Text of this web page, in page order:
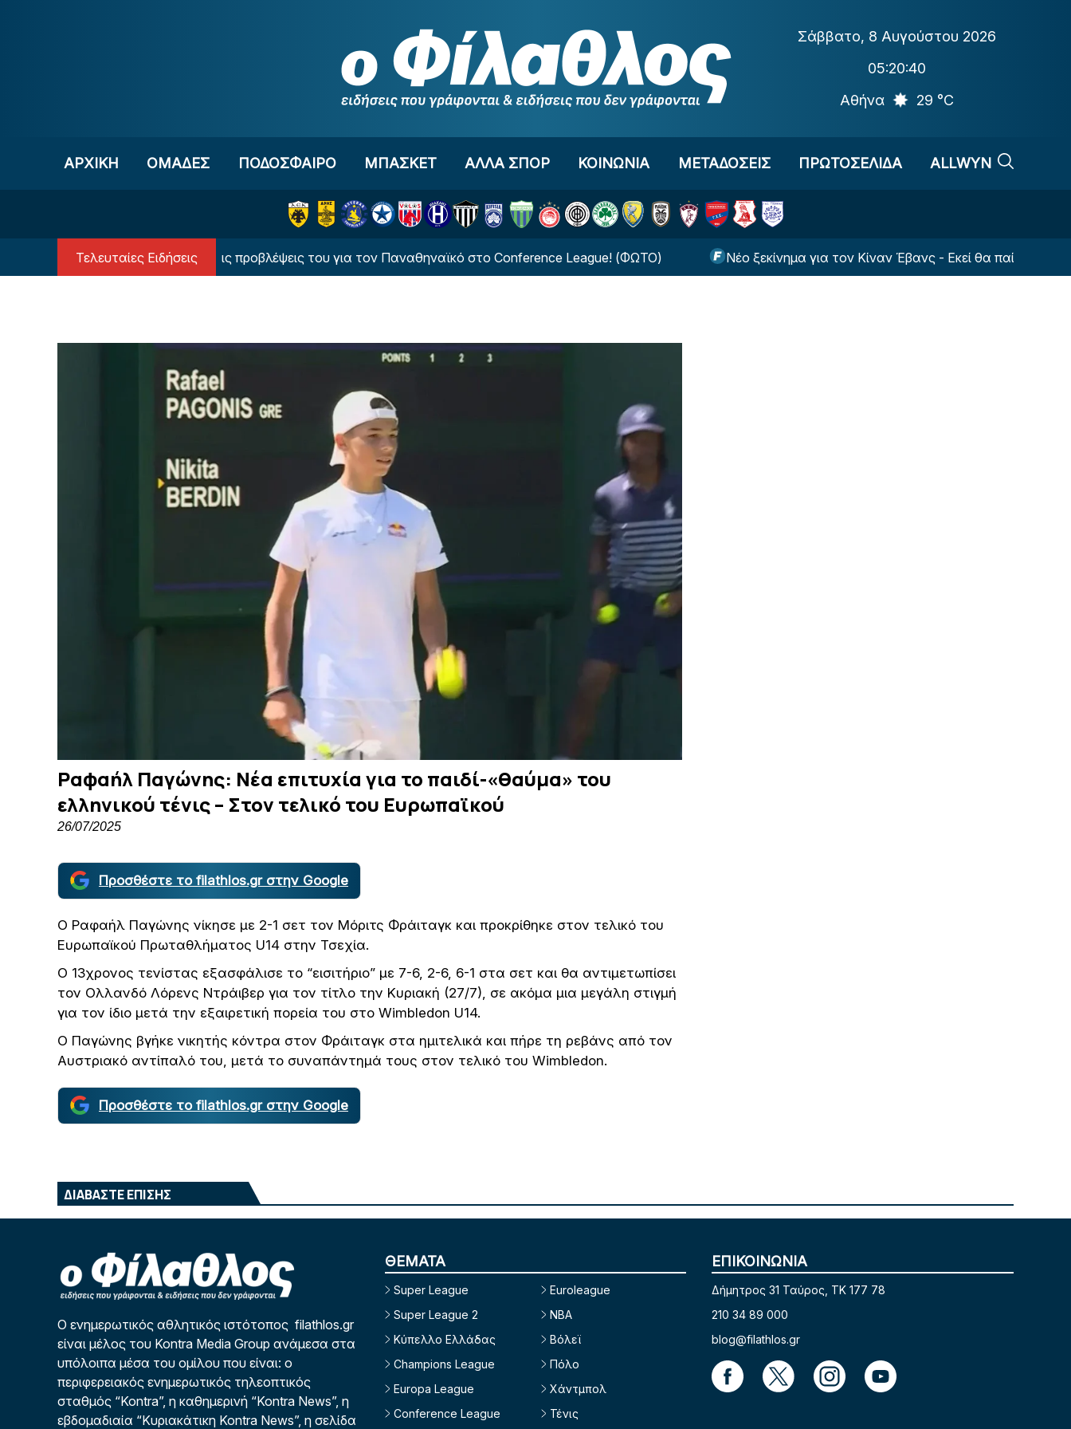
Σάββατο, 8 Αυγούστου 2026
05:20:40
Αθήνα
29 °C
ΑΡΧΙΚΗ OΜΑΔΕΣ ΠΟΔΟΣΦΑΙΡΟ ΜΠΑΣΚΕΤ ΑΛΛΑ ΣΠΟΡ ΚΟΙΝΩΝΙΑ ΜΕΤΑΔΟΣΕΙΣ ΠΡΩΤΟΣΕΛΙΔΑ ALLWYN
Τελευταίες Ειδήσεις
Ο υπερυπολογιστής έδωσε τις προβλέψεις του για τον Παναθηναϊκό στο Conference League! (ΦΩΤΟ) Νέο ξεκίνημα για τον Κίναν Έβανς - Εκεί θα παίζει τη νέα σεζόν!
Ραφαήλ Παγώνης: Νέα επιτυχία για το παιδί-«θαύμα» του
ελληνικού τένις – Στον τελικό του Ευρωπαϊκού
26/07/2025
Προσθέστε το filathlos.gr στην Google
Ο Ραφαήλ Παγώνης νίκησε με 2-1 σετ τον Μόριτς Φράιταγκ και προκρίθηκε στον τελικό του
Ευρωπαϊκού Πρωταθλήματος U14 στην Τσεχία.
Ο 13χρονος τενίστας εξασφάλισε το “εισιτήριο” με 7-6, 2-6, 6-1 στα σετ και θα αντιμετωπίσει
τον Ολλανδό Λόρενς Ντράιβερ για τον τίτλο την Κυριακή (27/7), σε ακόμα μια μεγάλη στιγμή
για τον ίδιο μετά την εξαιρετική πορεία του στο Wimbledon U14.
Ο Παγώνης βγήκε νικητής κόντρα στον Φράιταγκ στα ημιτελικά και πήρε τη ρεβάνς από τον
Αυστριακό αντίπαλό του, μετά το συναπάντημά τους στον τελικό του Wimbledon.
Προσθέστε το filathlos.gr στην Google
ΔΙΑΒΑΣΤΕ ΕΠΙΣΗΣ
Ο ενημερωτικός αθλητικός ιστότοπος filathlos.gr
είναι μέλος του Kontra Media Group ανάμεσα στα
υπόλοιπα μέσα του ομίλου που είναι: ο
περιφερειακός ενημερωτικός τηλεοπτικός
σταθμός “Kontra”, η καθημερινή “Kontra News”, η
εβδομαδιαία “Κυριακάτικη Kontra News”, η σελίδα
ΘΕΜΑΤΑ
Super League
Super League 2
Κύπελλο Ελλάδας
Champions League
Europa League
Conference League
Euroleague
NBA
Βόλεϊ
Πόλο
Χάντμπολ
Τένις
ΕΠΙΚΟΙΝΩΝΙΑ
Δήμητρος 31 Ταύρος, TK 177 78
210 34 89 000
blog@filathlos.gr